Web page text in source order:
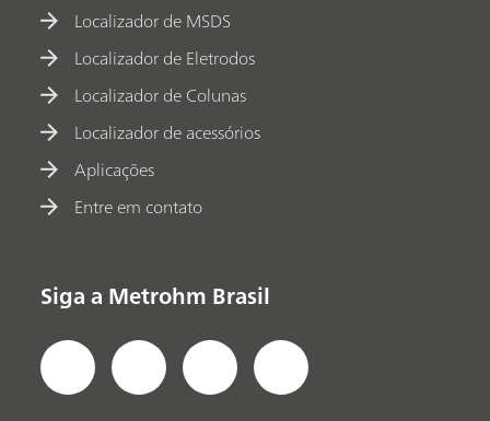
Localizador de MSDS
Localizador de Eletrodos
Localizador de Colunas
Localizador de acessórios
Aplicações
Entre em contato
Siga a Metrohm Brasil